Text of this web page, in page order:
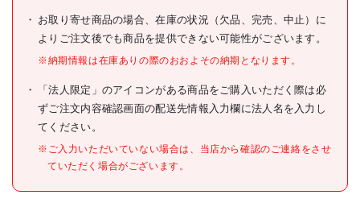
仕様
速:6.0
●無負荷回転数(min[[の-1
乗]])高速:0～900
●無負荷回転数(min[[の-1
乗]])低速:0～300
●全長(mm):302
●締め付け能力:小ねじ・鉄
(M4×10mmばね座金付)約
(φ15×12mm)約55穴
お取り寄せ商品の場合、在庫の状況（欠品、完売、中止）に
よりご注文後でも商品を提供できない可能性がございます。
※納期情報は在庫ありの際のおおよその納期となります。
「法人限定」のアイコンがある商品をご購入いただく際は必
ずご注文内容確認画面の配送先情報入力欄に法人名を入力し
てください。
※ご入力いただいていない場合は、当店から確認のご連絡をさせ
ていただく場合がございます。